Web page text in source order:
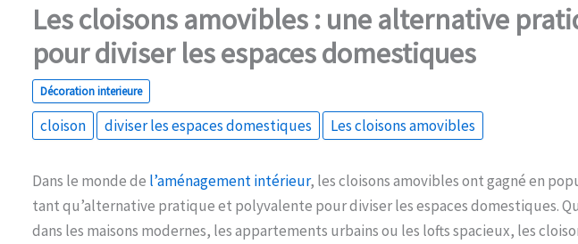
Les cloisons amovibles : une alternative
pour diviser les espaces domestiques
Décoration interieure
cloison diviser les espaces domestiques Les cloisons amovibles
Dans le monde de l’aménagement intérieur, les cloisons amovibles ont gagné en
tant qu’alternative pratique et polyvalente pour diviser les espaces domestiques.
dans les maisons modernes, les appartements urbains ou les lofts spacieux, les